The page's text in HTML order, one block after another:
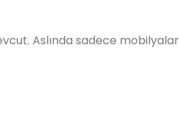
Aslında sadece mobilyalar